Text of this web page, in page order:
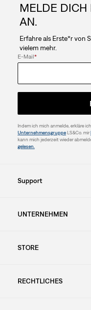
MELDE DICH
AN.
Erfahre als Erste*r von
vielem mehr.
E-Mail*
Indem ich mich anmelde, erkläre
UnternehmensgruppeLS&Co. mir
kann mich jederzeit wieder
gelesen.
Support
UNTERNEHMEN
STORE
RECHTLICHES